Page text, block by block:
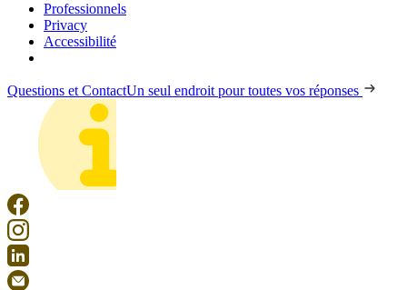
Professionnels
Privacy
Accessibilité
Questions et ContactUn seul endroit pour toutes vos réponses